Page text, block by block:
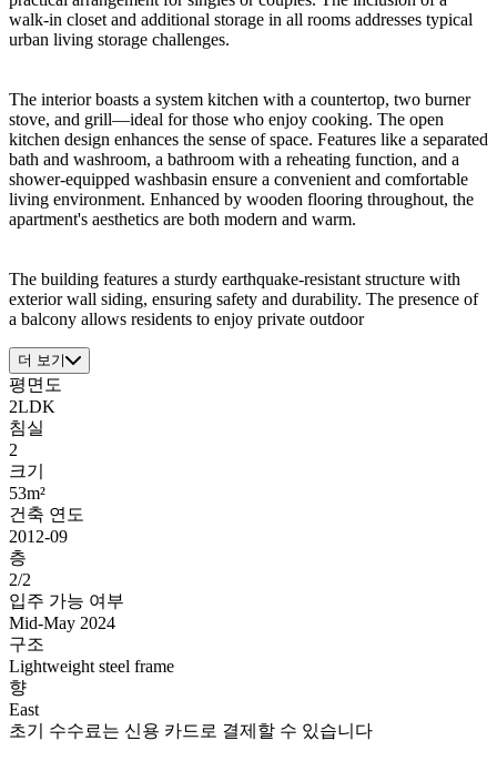
walk-in closet and additional storage in all rooms addresses typical
urban living storage challenges.
The interior boasts a system kitchen with a countertop, two burner
stove, and grill—ideal for those who enjoy cooking. The open
kitchen design enhances the sense of space. Features like a separated
bath and washroom, a bathroom with a reheating function, and a
shower-equipped washbasin ensure a convenient and comfortable
living environment. Enhanced by wooden flooring throughout, the
apartment's aesthetics are both modern and warm.
The building features a sturdy earthquake-resistant structure with
exterior wall siding, ensuring safety and durability. The presence of
a balcony allows residents to enjoy private outdoor
더 보기
평면도
2LDK
침실
2
크기
53m²
건축 연도
2012-09
층
2/2
입주 가능 여부
Mid-May 2024
구조
Lightweight steel frame
향
East
초기 수수료는 신용 카드로 결제할 수 있습니다